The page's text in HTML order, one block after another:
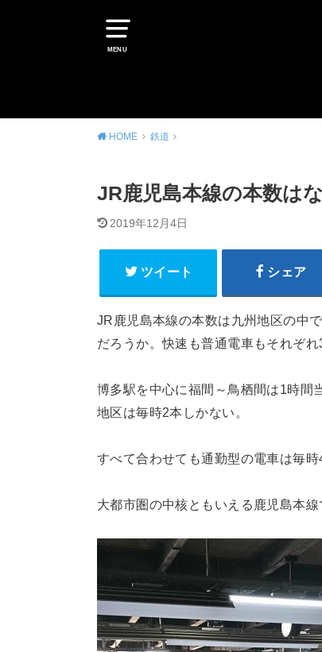
MENU
HOME 鉄道
JR鹿児島本線の本数は
2019年12月4日
ツイート シェア
JR鹿児島本線の本数は九州地区の中
だろうか。快速も普通電車もそれぞ
博多駅を中心に福間～鳥栖間は1時間
地区は毎時2本しかない。
すべて合わせても通勤型の電車は毎時
大都市圏の中核ともいえる鹿児島本